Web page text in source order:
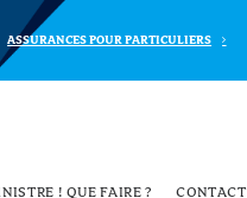
ASSURANCES POUR PARTICULIERS
! QUE FAIRE ? CONTACT